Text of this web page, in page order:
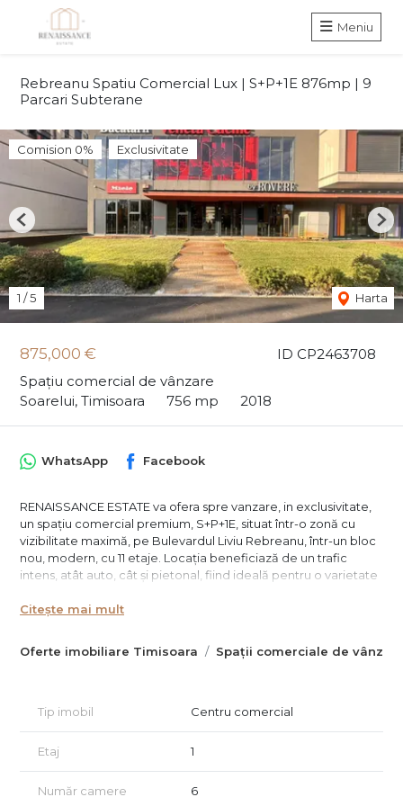
Meniu
Rebreanu Spatiu Comercial Lux | S+P+1E 876mp | 9
Parcari Subterane
ID CP2463708
875,000 €
Spațiu comercial de vânzare
Soarelui, Timisoara
756 mp 2018
Comision 0% Exclusivitate
1 /5 Harta
Previous
Oferte imobiliare Timisoara Spații comerciale de
WhatsApp Facebook
RENAISSANCE ESTATE va ofera spre vanzare, in exclusivitate,
un spațiu comercial premium, S+P+1E, situat într-o zonă cu
vizibilitate maximă, pe Bulevardul Liviu Rebreanu, într-un bloc
nou, modern, cu 11 etaje. Locația beneficiază de un trafic
intens, atât auto, cât și pietonal, fiind ideală pentru o varietate
🔹 Compartimentare pe trei niveluri:
Parter: 252 mp utili
🔹 Deschidere generoasă la bulevard
🔹 Acces facil, vizibilitate excelentă
💼 Destinație versatilă – Ideal pentru: ✔️ Farmacii ✔️ Bănci ✔️
Citește mai mult
Tip imobil Centru comercial
Etaj 1
Număr camere 6